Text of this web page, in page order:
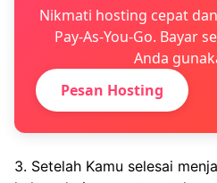
Nikmati hosting cepat
Pay-As-You-Go. Bayar
Anda
Pesan Hosting
3. Setelah Kamu selesai